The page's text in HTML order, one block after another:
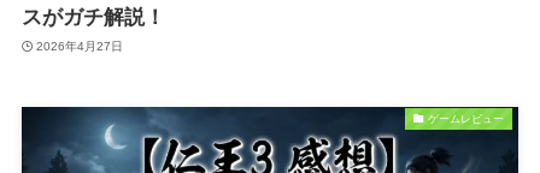
スがガチ解説！
2026年4月27日
ゲームレビュー